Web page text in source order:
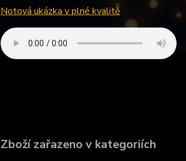
Notová ukázka v plné kvalitě
Zboží zařazeno v kategoriích